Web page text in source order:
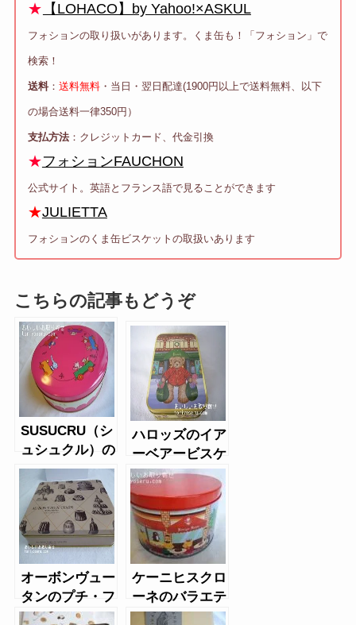
★ 【LOHACO】by Yahoo!×ASKUL
フォションの取り扱いがあります。くま缶も！「フォション」で
検索！
送料： 送料無料・当日・翌日配達(1900円以上で送料無料、以下
の場合送料一律350円）
支払方法：クレジットカード、代金引換
★フォションFAUCHON
公式サイト。英語とフランス語で見ることができます
★JULIETTA
フォションのくま缶ビスケットの取扱いあります
こちらの記事もどうぞ
SUSUCRU（シ
ュシュクル）の
クッキー缶
ハロッズのイア
ーベアービスケ
ット2014（バ
タースコッチ
味）
オーボンヴュー
タンのプチ・フ
ール・セック
ケーニヒスクロ
ーネのバラエテ
ィギフト（缶）